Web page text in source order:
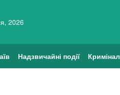
2026
Надзвичайні події Кримінал